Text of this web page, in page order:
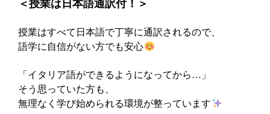
授業はすべて日本語で丁寧に通訳されるので、
語学に自信がない方でも安心
「イタリア語ができるようになってから…」
そう思っていた方も、
無理なく学び始められる環境が整っています